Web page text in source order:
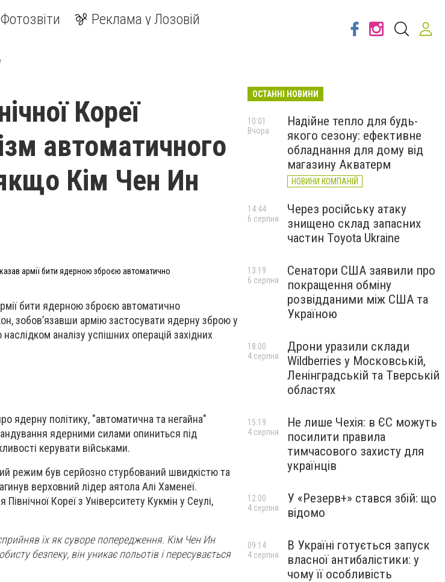
Фотозвіти Реклама у Лозовій
Кореї
автоматичного
Кім Чен Ин
армії бити ядерною зброєю автоматично
бити ядерною зброєю автоматично
зобов’язавши армію застосувати ядерну зброю у
аналізу успішних операцій західних
ядерну політику, "автоматична та негайна"
ядерними силами опиниться під
керувати військами.
режим був серйозно стурбований швидкістю та
верховний лідер аятола Алі Хаменеї.
Кореї з Університету Кукмін у Сеулі,
їх як суворе попередження. Кім Чен Ин
безпеку, він уникає польотів і пересувається
ОСТАННІ НОВИНИ
Надійне тепло для будь-
якого сезону: ефективне
обладнання для дому від
магазину Акватерм
НОВИНИ КОМПАНІЙ
10:01
Вчора
Через російську атаку
знищено склад запасних
частин Toyota Ukraine
14:44
6 серпня
Сенатори США заявили про
покращення обміну
розвідданими між США та
Україною
13:19
6 серпня
Дрони уразили склади
Wildberries у Московській,
Ленінградській та Тверській
областях
18:00
4 серпня
Не лише Чехія: в ЄС можуть
посилити правила
тимчасового захисту для
українців
15:19
4 серпня
У «Резерв+» стався збій: що
відомо
12:00
4 серпня
В Україні готується запуск
власної антибалістики: у
чому її особливість
09:14
4 серпня